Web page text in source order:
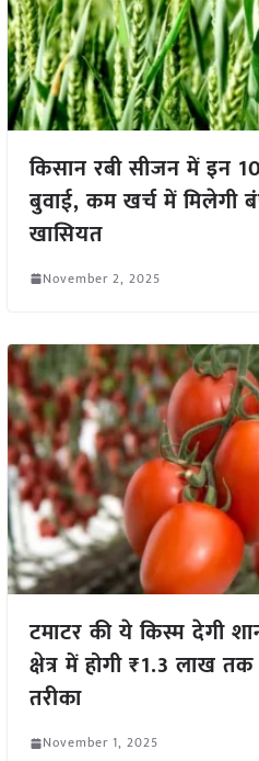
किसान रबी सीजन में इन
बुवाई, कम खर्च में मिलेगी
खासियत
November 2, 2025
टमाटर की ये किस्म देगी
क्षेत्र में होगी ₹1.3 लाख
तरीका
November 1, 2025